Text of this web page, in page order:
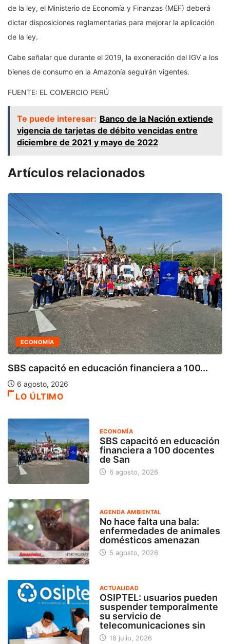
de la ley, el Ministerio de Economía y Finanzas (MEF) deberá
dictar disposiciones reglamentarias para mejorar la aplicación
de la ley.
Cabe señalar que durante el 2019, la exoneración del IGV a los
bienes de consumo en la Amazonía seguirán vigentes.
FUENTE: EL COMERCIO PERÚ
Te puede interesar: Banco de la Nación extiende
vigencia de tarjetas de débito vencidas entre
diciembre de 2021 y mayo de 2022
Artículos relacionados
ECONOMÍA
SBS capacitó en educación financiera a 100...
6 agosto, 2026
LO ÚLTIMO
ECONOMÍA
SBS capacitó en educación
financiera a 100 docentes
de San
6 agosto, 2026
AGENDA AMBIENTAL
No hace falta una bala:
enfermedades de animales
domésticos amenazan
5 agosto, 2026
ACTUALIDAD
OSIPTEL: usuarios pueden
suspender temporalmente
su servicio de
telecomunicaciones sin
18 julio, 2026